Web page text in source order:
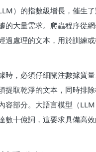
）的指數級增長，催生
的大量需求。爬蟲程序從
過處理的文本，用於訓練
時，必須仔細關注數據質
提取乾淨的文本，同時排
容部分。大語言模型（
數十億詞，這要求具備高